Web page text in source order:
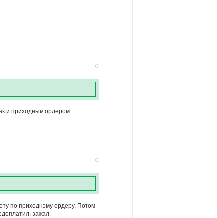
0
и приходным ордером.
0
по приходному ордеру. Потом
зажал.